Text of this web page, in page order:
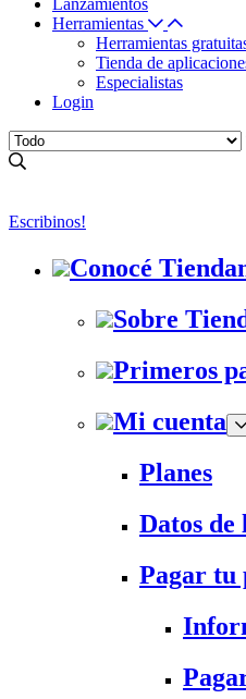
Lanzamientos
Herramientas
Herramientas
Tienda de
Especialistas
Login
Escribinos!
Conocé
Sobre
Primeros
Mi cuenta
Planes
Datos de
Pagar tu